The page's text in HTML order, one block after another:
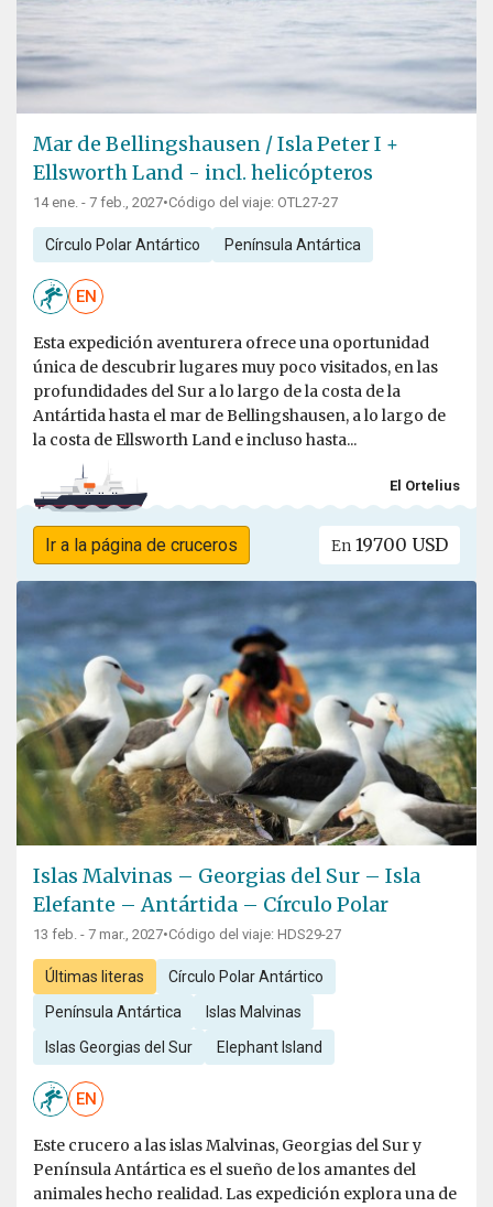
Mar de Bellingshausen / Isla Peter I +
Ellsworth Land - incl. helicópteros
14 ene. - 7 feb., 2027•Código del viaje: OTL27-27
Círculo Polar Antártico Península Antártica
EN
Esta expedición aventurera ofrece una oportunidad
única de descubrir lugares muy poco visitados, en las
profundidades del Sur a lo largo de la costa de la
Antártida hasta el mar de Bellingshausen, a lo largo de
la costa de Ellsworth Land e incluso hasta...
El Ortelius
Ir a la página de cruceros En 19700 USD
Islas Malvinas – Georgias del Sur – Isla
Elefante – Antártida – Círculo Polar
13 feb. - 7 mar., 2027•Código del viaje: HDS29-27
Últimas literas Círculo Polar Antártico
Península Antártica Islas Malvinas
Islas Georgias del Sur Elephant Island
EN
Este crucero a las islas Malvinas, Georgias del Sur y
Península Antártica es el sueño de los amantes del
animales hecho realidad. Las expedición explora una de